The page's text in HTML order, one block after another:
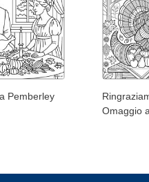
Pemberley
Omaggio